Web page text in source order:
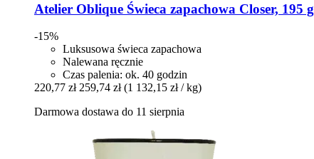
Atelier Oblique Świeca zapachowa Closer, 195 g
-15%
Luksusowa świeca zapachowa
Nalewana ręcznie
Czas palenia: ok. 40 godzin
220,77 zł 259,74 zł (1 132,15 zł / kg)
Darmowa dostawa do 11 sierpnia